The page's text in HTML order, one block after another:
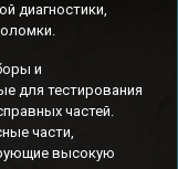
диагностики,
и
для тестирования
частей.
части,
высокую